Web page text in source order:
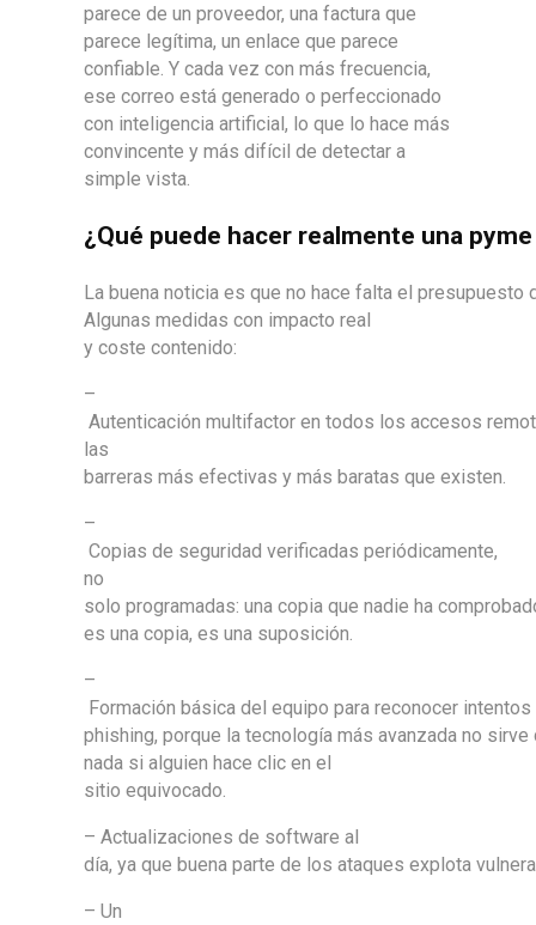
parece de un proveedor, una factura que
parece legítima, un enlace que parece
confiable. Y cada vez con más frecuencia,
ese correo está generado o perfeccionado
con inteligencia artificial, lo que lo hace más
convincente y más difícil de detectar a
simple vista.
¿Qué puede hacer realmente una
La buena noticia es que no hace falta el
Algunas medidas con impacto real
y coste contenido:
–
Autenticación multifactor en todos los accesos
las
barreras más efectivas y más baratas que existen.
–
Copias de seguridad verificadas periódicamente,
no
solo programadas: una copia que nadie ha
es una copia, es una suposición.
–
Formación básica del equipo para reconocer intentos
phishing, porque la tecnología más avanzada no sirve
nada si alguien hace clic en el
sitio equivocado.
– Actualizaciones de software al
día, ya que buena parte de los ataques explota
– Un